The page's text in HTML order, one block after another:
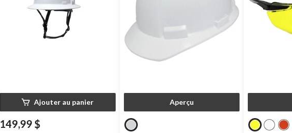
Ajouter au panier
149,99 $
Aperçu